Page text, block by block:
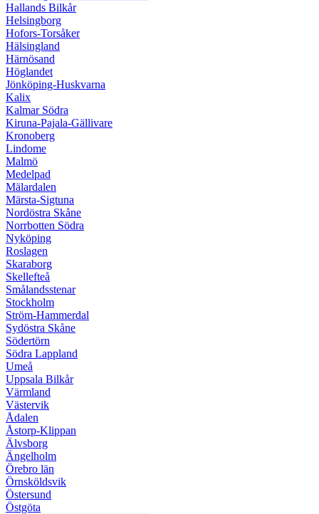
Hallands Bilkår
Helsingborg
Hofors-Torsåker
Hälsingland
Härnösand
Höglandet
Jönköping-Huskvarna
Kalix
Kalmar Södra
Kiruna-Pajala-Gällivare
Kronoberg
Lindome
Malmö
Medelpad
Mälardalen
Märsta-Sigtuna
Nordöstra Skåne
Norrbotten Södra
Nyköping
Roslagen
Skaraborg
Skellefteå
Smålandsstenar
Stockholm
Ström-Hammerdal
Sydöstra Skåne
Södertörn
Södra Lappland
Umeå
Uppsala Bilkår
Värmland
Västervik
Ådalen
Åstorp-Klippan
Älvsborg
Ängelholm
Örebro län
Örnsköldsvik
Östersund
Östgöta